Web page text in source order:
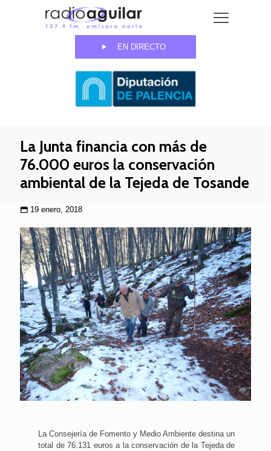
EN DIRECTO
La Junta financia con más de
76.000 euros la conservación
ambiental de la Tejeda de Tosande
19 enero, 2018
La Consejería de Fomento y Medio Ambiente destina un
total de 76.131 euros a la conservación de la Tejeda de